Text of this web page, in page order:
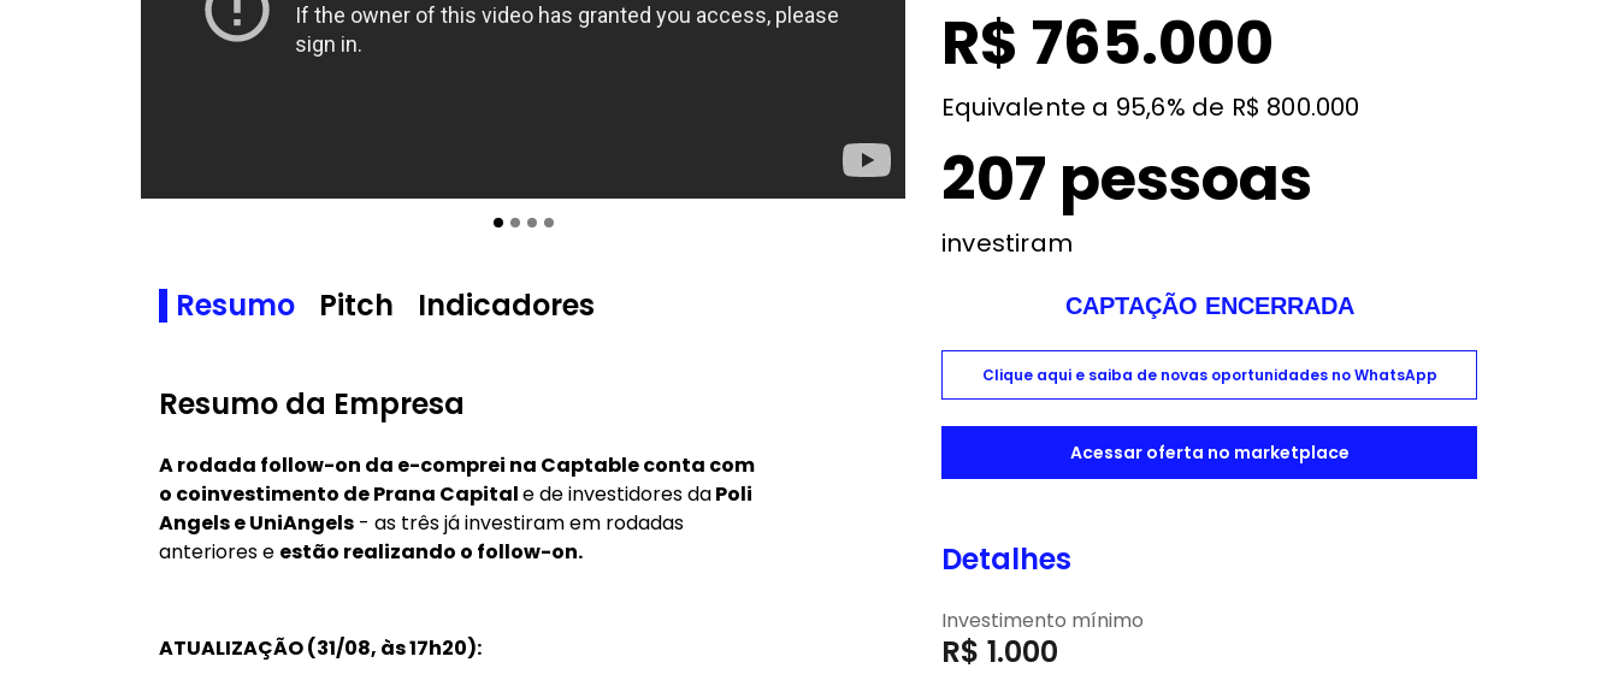
Resumo Pitch Indicadores
Resumo da Empresa
A rodada follow-on da e-comprei na Captable conta com
o coinvestimento de Prana Capitale de investidores daPoli
Angels e UniAngels - as três já investiram em rodadas
anteriores e estão realizando o follow-on.
ATUALIZAÇÃO (31/08, às 17h20):
R$ 765.000
Equivalente a 95,6% de R$ 800.000
207 pessoas
investiram
CAPTAÇÃO ENCERRADA
Clique aqui e saiba de novas oportunidades no WhatsApp
Acessar oferta no marketplace
Detalhes
Investimento mínimo
R$ 1.000